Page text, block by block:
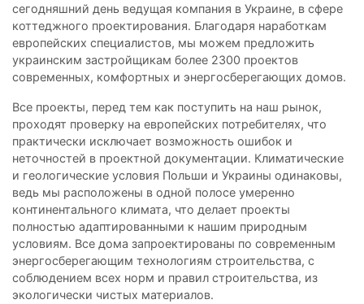
сегодняшний день ведущая компания в Украине, в сфере
коттеджного проектирования. Благодаря наработкам
европейских специалистов, мы можем предложить
украинским застройщикам более 2300 проектов
современных, комфортных и энергосберегающих домов.
Все проекты, перед тем как поступить на наш рынок,
проходят проверку на европейских потребителях, что
практически исключает возможность ошибок и
неточностей в проектной документации. Климатические
и геологические условия Польши и Украины одинаковы,
ведь мы расположены в одной полосе умеренно
континентального климата, что делает проекты
полностью адаптированными к нашим природным
условиям. Все дома запроектированы по современным
энергосберегающим технологиям строительства, с
соблюдением всех норм и правил строительства, из
экологически чистых материалов.